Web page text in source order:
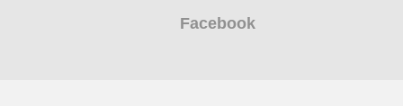
Facebook